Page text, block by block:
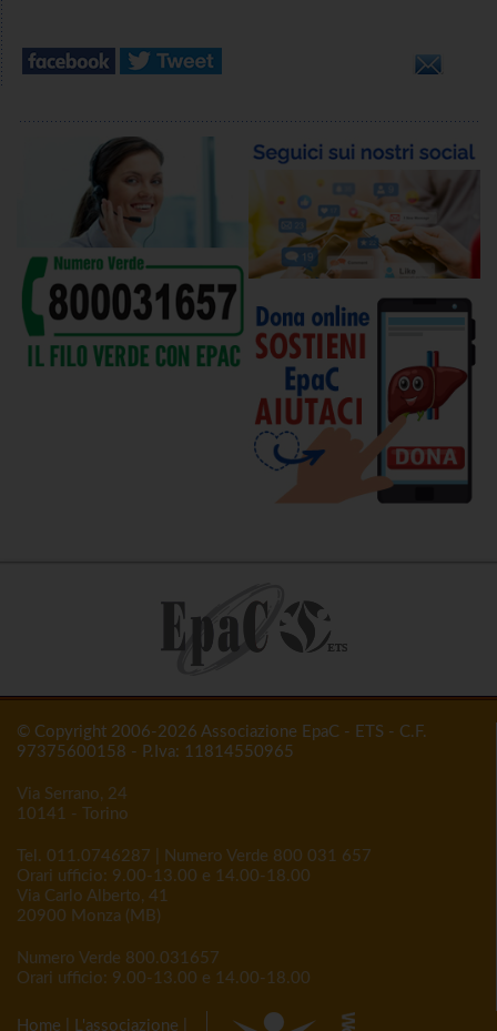
© Copyright 2006-2026 Associazione EpaC - ETS - C.F.
97375600158 - P.Iva: 11814550965
Via Serrano, 24
10141 - Torino
Tel. 011.0746287 | Numero Verde 800 031 657
Orari ufficio: 9.00-13.00 e 14.00-18.00
Via Carlo Alberto, 41
20900 Monza (MB)
Numero Verde 800.031657
Orari ufficio: 9.00-13.00 e 14.00-18.00
Home L'associazione